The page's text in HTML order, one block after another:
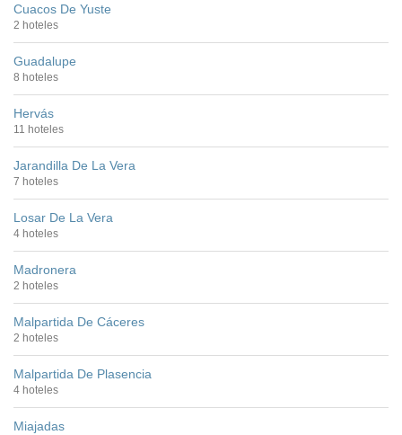
Cuacos De Yuste
2 hoteles
Guadalupe
8 hoteles
Hervás
11 hoteles
Jarandilla De La Vera
7 hoteles
Losar De La Vera
4 hoteles
Madronera
2 hoteles
Malpartida De Cáceres
2 hoteles
Malpartida De Plasencia
4 hoteles
Miajadas